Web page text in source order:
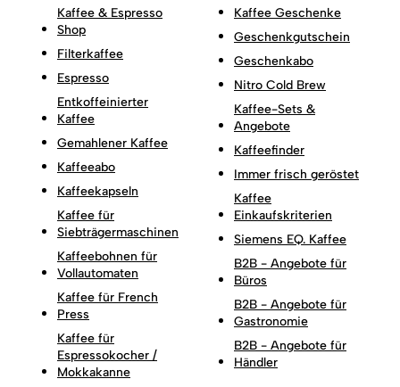
Kaffee & Espresso
Shop
Filterkaffee
Espresso
Entkoffeinierter
Kaffee
Gemahlener Kaffee
Kaffeeabo
Kaffeekapseln
Kaffee für
Siebträgermaschinen
Kaffeebohnen für
Vollautomaten
Kaffee für French
Press
Kaffee für
Espressokocher /
Mokkakanne
Kaffee Geschenke
Geschenkgutschein
Geschenkabo
Nitro Cold Brew
Kaffee-Sets &
Angebote
Kaffeefinder
Immer frisch geröstet
Kaffee
Einkaufskriterien
Siemens EQ. Kaffee
B2B - Angebote für
Büros
B2B - Angebote für
Gastronomie
B2B - Angebote für
Händler